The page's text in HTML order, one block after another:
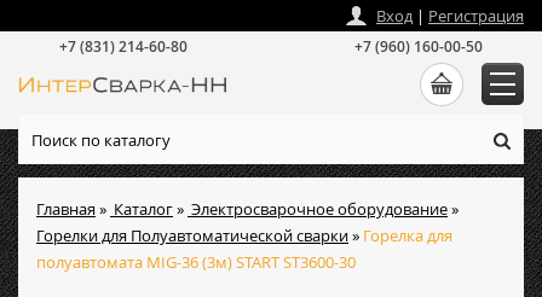
Главная» Каталог» Электросварочное оборудование»
Горелки для Полуавтоматической сварки» Горелка для
полуавтомата MIG-36 (3м) START ST3600-30
Вход| Регистрация
+7 (831) 214-60-80 +7 (960) 160-00-50